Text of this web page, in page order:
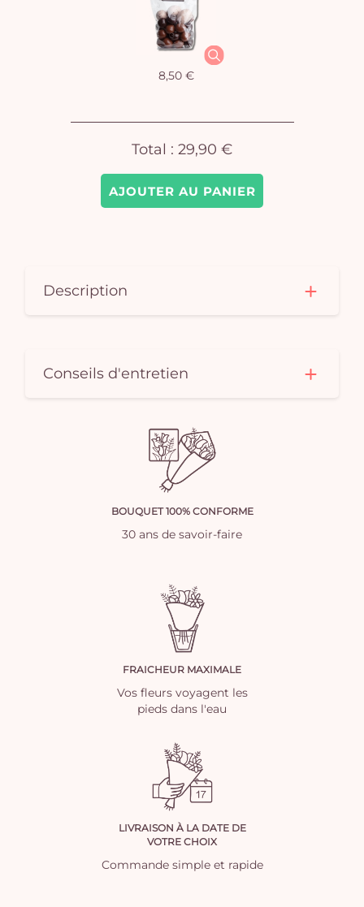
AJOUTER AU PANIER
8,50 €
Total : 29,90 €
Description
Conseils d'entretien
BOUQUET 100% CONFORME
30 ans de savoir-faire
FRAICHEUR MAXIMALE
Vos fleurs voyagent les
pieds dans l'eau
LIVRAISON À LA DATE DE
VOTRE CHOIX
Commande simple et rapide